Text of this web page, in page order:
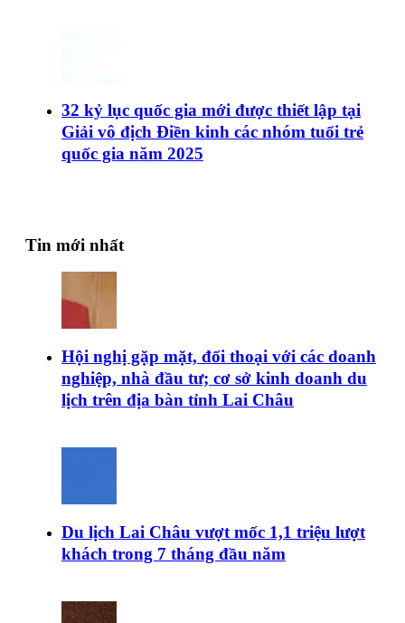
32 kỷ lục quốc gia mới được thiết lập tại
Giải vô địch Điền kinh các nhóm tuổi trẻ
quốc gia năm 2025
Tin mới nhất
Hội nghị gặp mặt, đối thoại với các doanh
nghiệp, nhà đầu tư; cơ sở kinh doanh du
lịch trên địa bàn tỉnh Lai Châu
Du lịch Lai Châu vượt mốc 1,1 triệu lượt
khách trong 7 tháng đầu năm